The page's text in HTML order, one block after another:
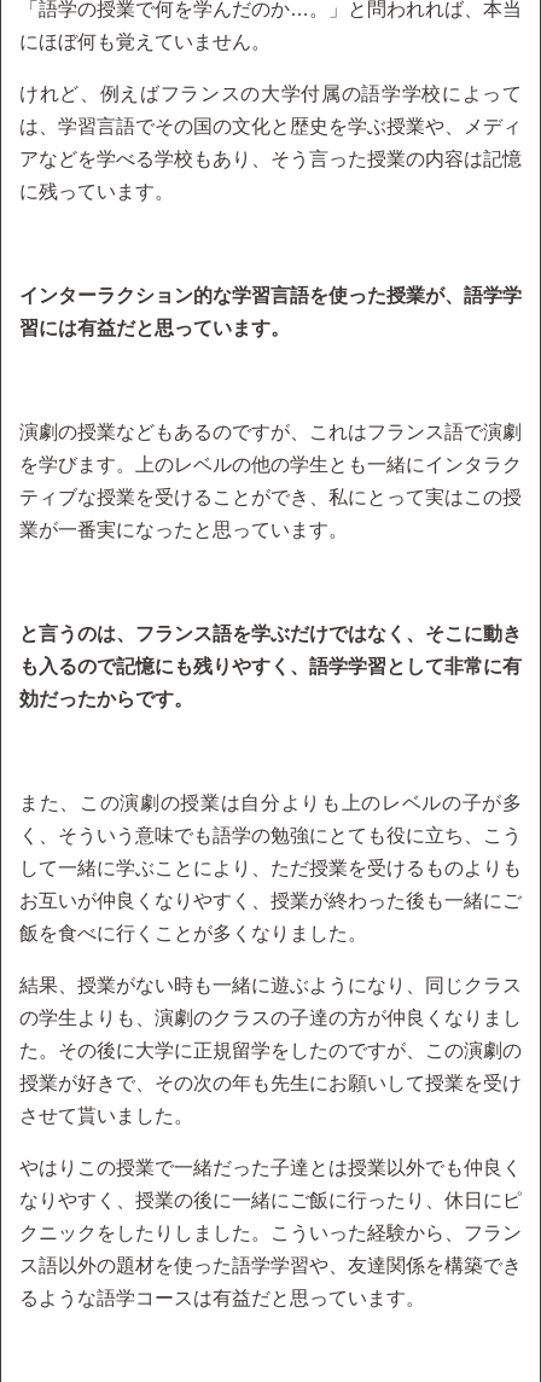
「語学の授業で何を学んだのか…。」と問われれば、本当
にほぼ何も覚えていません。
けれど、例えばフランスの大学付属の語学学校によって
は、学習言語でその国の文化と歴史を学ぶ授業や、メディ
アなどを学べる学校もあり、そう言った授業の内容は記憶
に残っています。
インターラクション的な学習言語を使った授業が、語学学
習には有益だと思っています。
演劇の授業などもあるのですが、これはフランス語で演劇
を学びます。上のレベルの他の学生とも一緒にインタラク
ティブな授業を受けることができ、私にとって実はこの授
業が一番実になったと思っています。
と言うのは、フランス語を学ぶだけではなく、そこに動き
も入るので記憶にも残りやすく、語学学習として非常に有
効だったからです。
また、この演劇の授業は自分よりも上のレベルの子が多
く、そういう意味でも語学の勉強にとても役に立ち、こう
して一緒に学ぶことにより、ただ授業を受けるものよりも
お互いが仲良くなりやすく、授業が終わった後も一緒にご
飯を食べに行くことが多くなりました。
結果、授業がない時も一緒に遊ぶようになり、同じクラス
の学生よりも、演劇のクラスの子達の方が仲良くなりまし
た。その後に大学に正規留学をしたのですが、この演劇の
授業が好きで、その次の年も先生にお願いして授業を受け
させて貰いました。
やはりこの授業で一緒だった子達とは授業以外でも仲良く
なりやすく、授業の後に一緒にご飯に行ったり、休日にピ
クニックをしたりしました。こういった経験から、フラン
ス語以外の題材を使った語学学習や、友達関係を構築でき
るような語学コースは有益だと思っています。